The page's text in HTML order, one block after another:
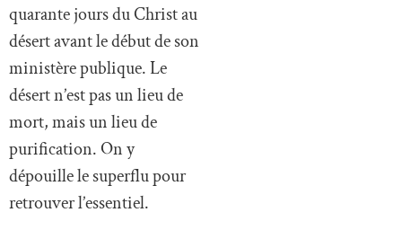
quarante jours du Christ au
désert avant le début de son
ministère publique. Le
désert n’est pas un lieu de
mort, mais un lieu de
purification. On y
dépouille le superflu pour
retrouver l’essentiel.